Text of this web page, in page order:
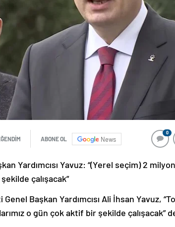
ABONE OL News
0
Yardımcısı Yavuz: “(Yerel seçim) 2
çalışacak”
Genel Başkan Yardımcısı Ali İhsan Yavuz,
o gün çok aktif bir şekilde çalışacak”